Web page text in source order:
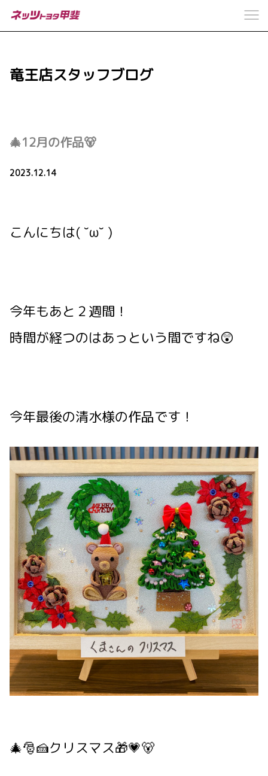
竜王店スタッフブログ
🎄12月の作品🐻
2023.12.14
こんにちは( ˘ω˘ )
今年もあと２週間！
時間が経つのはあっという間ですね😲
今年最後の清水様の作品です！
🎄🎅🍰クリスマス🎁💗🐻